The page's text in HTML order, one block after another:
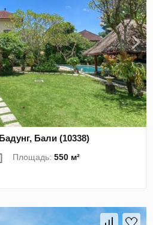
Бали (10338)
Площадь:550 м²